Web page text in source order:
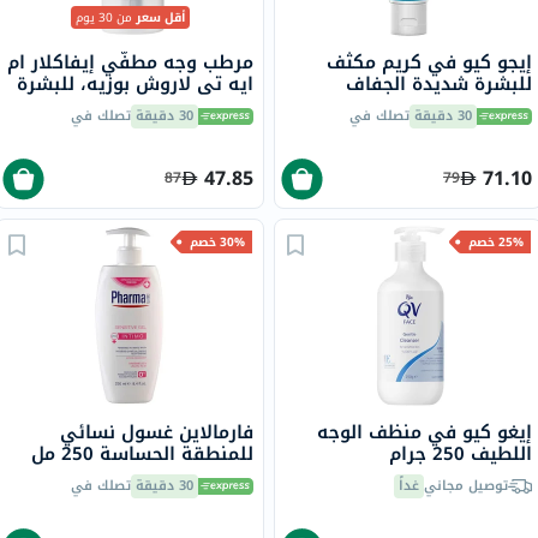
إيجو كيو في كريم مكثف
للبشرة شديدة الجفاف
والحساسية 100 جرام
30 دقيقة تصلك في
71.10
79
أقل سعرمن 30 يوم
مرطب وجه مطفّي إيفاكلار ام
ايه تي لاروش بوزيه، للبشرة
الدهنية - 40 مل
30 دقيقة تصلك في
47.85
87
25% خصم
إيغو كيو في منظف الوجه
اللطيف 250 جرام
توصيل مجانيغداً
30% خصم
فارمالاين غسول نسائي
للمنطقة الحساسة 250 مل
30 دقيقة تصلك في